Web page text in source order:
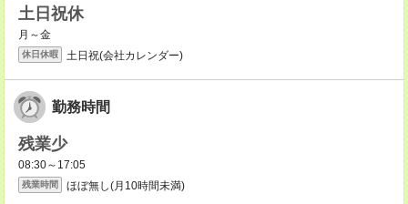
土日祝休
月～金
休日休暇 土日祝(会社カレンダー)
勤務時間
残業少
08:30～17:05
残業時間 ほぼ無し(月10時間未満)